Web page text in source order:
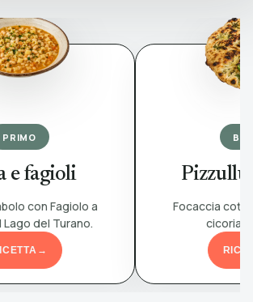
PRIMO
e fagioli
con Fagiolo a
del Turano.
→
Pizzullu
Focaccia
cicoria